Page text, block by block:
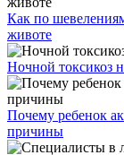
Как по
животе
Ночной токсикоз
Почему ребенок
причины